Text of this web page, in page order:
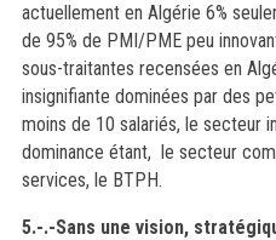
actuellement en Algérie 6%
de 95% de PMI/PME peu
sous-traitantes recensées en
insignifiante dominées par des
moins de 10 salariés, le secteur
dominance étant, le secteur
services, le BTPH.
5.-.-Sans une vision,